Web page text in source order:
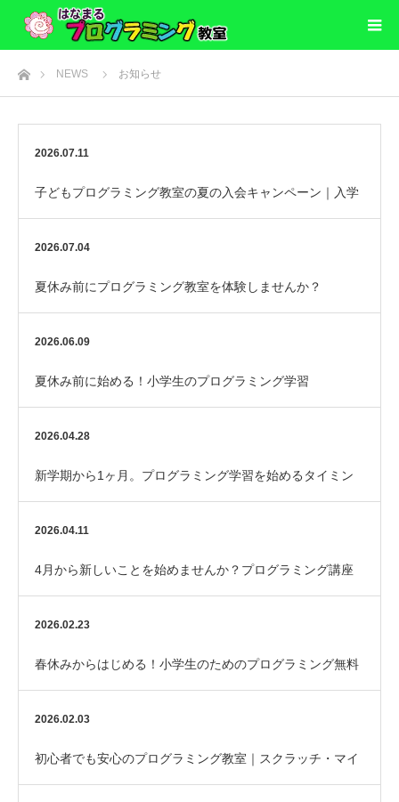
ホームNEWS お知らせ
2026.07.11
子どもプログラミング教室の夏の入会キャンペーン｜入学
金半額
2026.07.04
夏休み前にプログラミング教室を体験しませんか？
2026.06.09
夏休み前に始める！小学生のプログラミング学習
2026.04.28
新学期から1ヶ月。プログラミング学習を始めるタイミン
グです
2026.04.11
4月から新しいことを始めませんか？プログラミング講座
のご案内
2026.02.23
春休みからはじめる！小学生のためのプログラミング無料
体験（Scratch／マイクラ）
2026.02.03
初心者でも安心のプログラミング教室｜スクラッチ・マイ